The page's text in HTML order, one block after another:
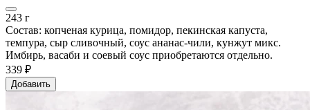
243 г
Состав: копченая курица, помидор, пекинская капуста,
темпура, сыр сливочный, соус ананас-чили, кунжут микс.
Имбирь, васаби и соевый соус приобретаются отдельно.
339 ₽
Добавить